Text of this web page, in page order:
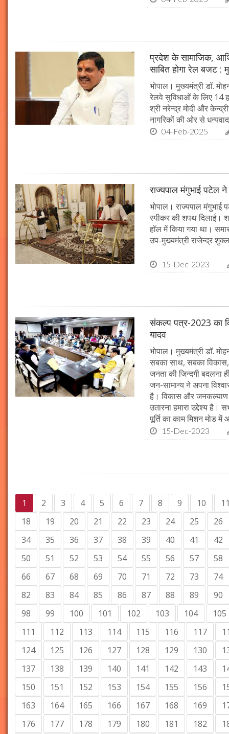
प्रदेश के सामाजिक,
साबित होगा रेल बजट :
भोपाल। मुख्यमंत्री डॉ.
रेलवे सुविधाओं के लिए 14
श्री नरेन्द्र मोदी और
नागरिकों की ओर से
04-Feb-2025
राज्यपाल मंगुभाई पटेल ने
भोपाल। राज्यपाल मंगुभाई
स्पीकर की शपथ दिलाई।
हॉल में किया गया था।
उप-मुख्यमंत्री राजेन्द्र
15-Dec-2023
संकल्प पत्र-2023 का
यादव
भोपाल। मुख्यमंत्री डॉ.
सबका साथ, सबका
जनता की जिन्दगी बदलना
जन-सामान्य ने अपना
है। विकास और
उतारना हमारा उद्देश्य
पूर्ति का काम मिशन मोड
15-Dec-2023
1 2 3 4 5 6 7 8 9 10
18
19 20 21 22 23 24 25
26
34
35 36 37 38 39 40 41
42
50
51 52 53 54 55 56 57
58
66
67 68 69 70 71 72 73
74
82
83 84 85 86 87 88 89
90
98
99 100 101 102 103 104
105
111
112 113 114 115 116 117
124
125 126 127 128 129 130
137
138 139 140 141 142 143
150
151 152 153 154 155 156
163
164 165 166 167 168 169
176
177 178 179 180 181 182